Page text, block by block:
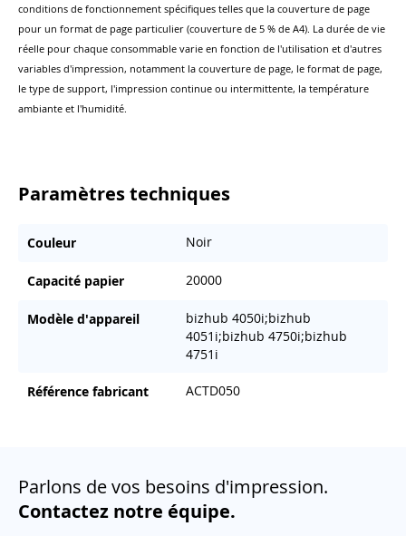
conditions de fonctionnement spécifiques telles que la couverture de page
pour un format de page particulier (couverture de 5 % de A4). La durée de vie
réelle pour chaque consommable varie en fonction de l'utilisation et d'autres
variables d'impression, notamment la couverture de page, le format de page,
le type de support, l'impression continue ou intermittente, la température
ambiante et l'humidité.
Paramètres techniques
Couleur Noir
Capacité papier 20000
Modèle d'appareil
bizhub 4050i;bizhub
4051i;bizhub 4750i;bizhub
4751i
Référence fabricant ACTD050
Parlons de vos besoins d'impression.
Contactez notre équipe.